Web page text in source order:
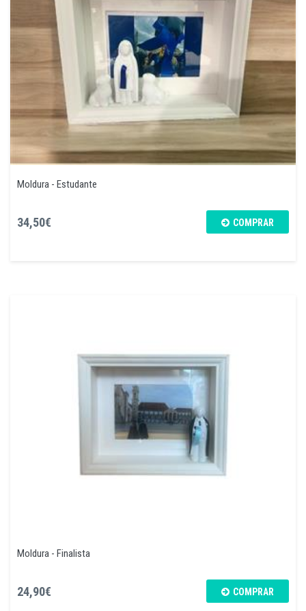
Moldura - Estudante
34,50€ COMPRAR
Moldura - Finalista
24,90€ COMPRAR